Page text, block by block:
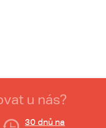
u nás?
30 dnů na